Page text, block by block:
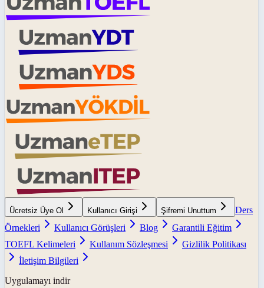
Ücretsiz Üye Ol Kullanıcı Girişi Şifremi Unuttum
Ders
Örnekleri
Kullanıcı Görüşleri Blog
Garantili Eğitim
TOEFL Kelimeleri
Kullanım Sözleşmesi
Gizlilik Politikası
İletişim Bilgileri
Uygulamayı indir